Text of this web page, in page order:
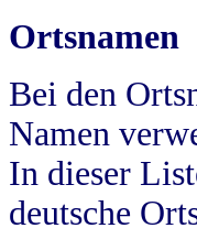
Ortsnamen
Bei den
Namen
In dieser
deutsche